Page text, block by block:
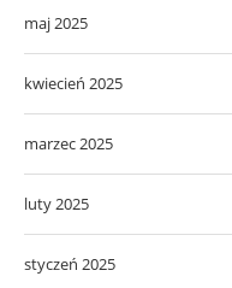
maj 2025
kwiecień 2025
marzec 2025
luty 2025
styczeń 2025